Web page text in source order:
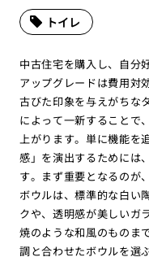
トイレ
中古住宅を購入し、自分
アップグレードは費用対
古びた印象を与えがちな
によって一新することで
上がります。単に機能を
感」を演出するためには
す。まず重要となるのが
ボウルは、標準的な白い
クや、透明感が美しいガ
焼のような和風のものま
調と合わせたボウルを選